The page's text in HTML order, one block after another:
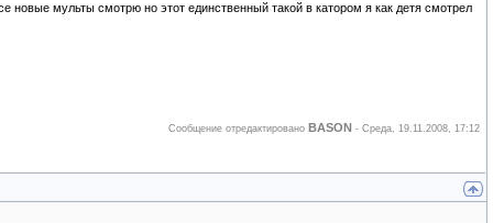
новые мульты смотрю но этот единственный такой в катором я как детя смотрел
Сообщение отредактировано BASON - Среда, 19.11.2008, 17:12